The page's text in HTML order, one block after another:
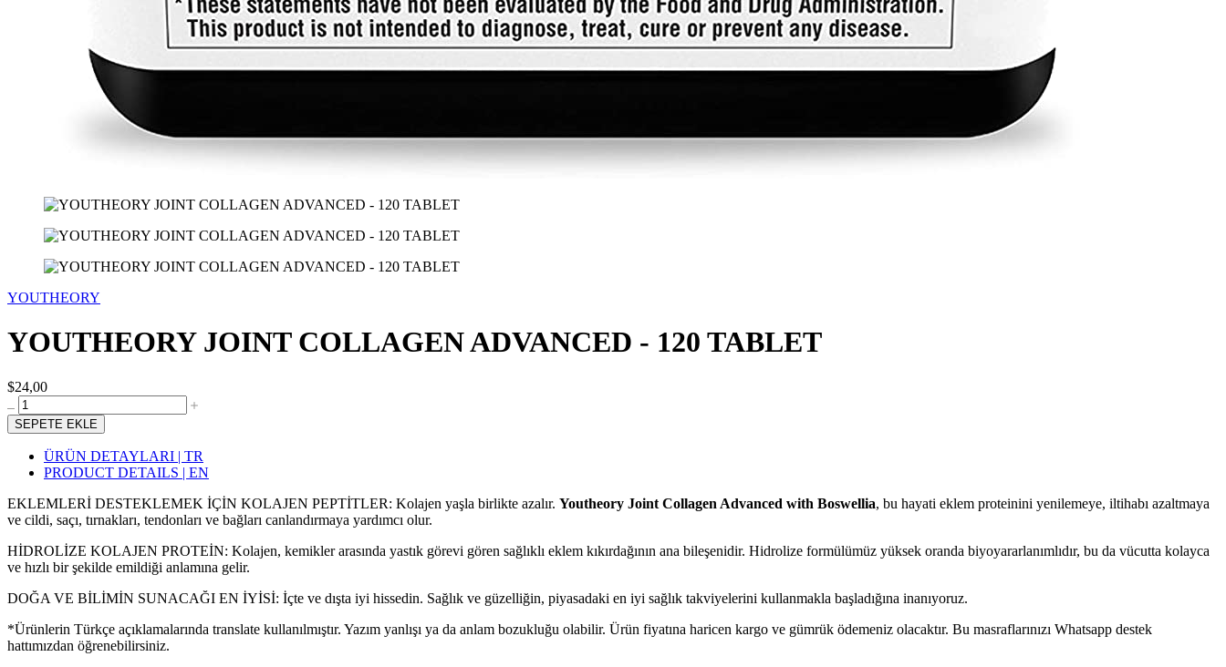
YOUTHEORY
YOUTHEORY JOINT COLLAGEN ADVANCED - 120 TABLET
$24,00
SEPETE EKLE
ÜRÜN DETAYLARI | TR
PRODUCT DETAILS | EN
EKLEMLERİ DESTEKLEMEK İÇİN KOLAJEN PEPTİTLER: Kolajen yaşla birlikte azalır. Youtheory Joint Collagen Advanced with Boswellia, bu hayati eklem proteinini yenilemeye, iltihabı azaltmaya
ve cildi, saçı, tırnakları, tendonları ve bağları canlandırmaya yardımcı olur.
HİDROLİZE KOLAJEN PROTEİN: Kolajen, kemikler arasında yastık görevi gören sağlıklı eklem kıkırdağının ana bileşenidir. Hidrolize formülümüz yüksek oranda biyoyararlanımlıdır, bu da vücutta kolayca
ve hızlı bir şekilde emildiği anlamına gelir.
DOĞA VE BİLİMİN SUNACAĞI EN İYİSİ: İçte ve dışta iyi hissedin. Sağlık ve güzelliğin, piyasadaki en iyi sağlık takviyelerini kullanmakla başladığına inanıyoruz.
*Ürünlerin Türkçe açıklamalarında translate kullanılmıştır. Yazım yanlışı ya da anlam bozukluğu olabilir. Ürün fiyatına haricen kargo ve gümrük ödemeniz olacaktır. Bu masraflarınızı Whatsapp destek
hattımızdan öğrenebilirsiniz.